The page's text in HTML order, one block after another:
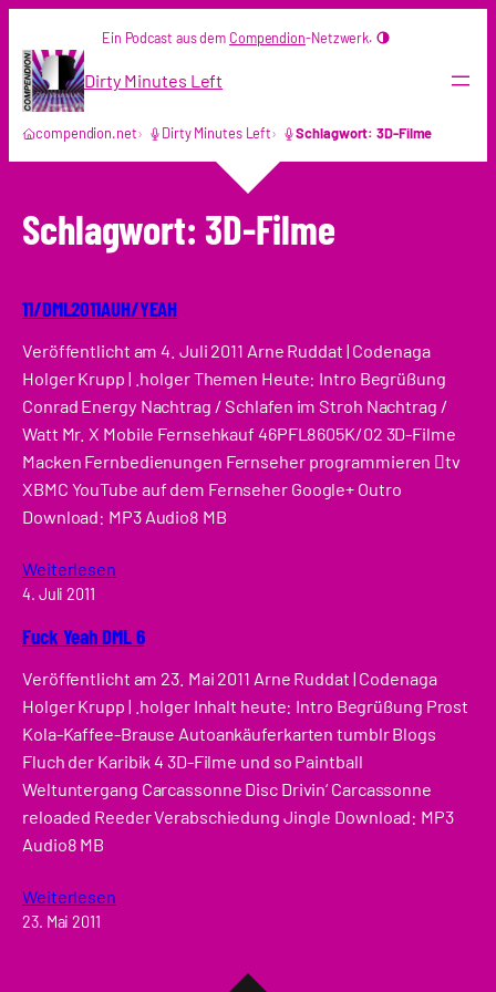
Inhalt
springen
Ein Podcast aus dem Compendion-Netzwerk.
Dirty Minutes Left
compendion.net Dirty Minutes Left Schlagwort: 3D-Filme
Schlagwort: 3D-Filme
11/DML2011AUH/YEAH
Veröffentlicht am 4. Juli 2011 Arne Ruddat | Codenaga
Holger Krupp | .holger Themen Heute: Intro Begrüßung
Conrad Energy Nachtrag / Schlafen im Stroh Nachtrag /
Watt Mr. X Mobile Fernsehkauf 46PFL8605K/02 3D-Filme
Macken Fernbedienungen Fernseher programmieren tv
XBMC YouTube auf dem Fernseher Google+ Outro
Download: MP3 Audio8 MB
Weiterlesen
4. Juli 2011
Fuck Yeah DML 6
Veröffentlicht am 23. Mai 2011 Arne Ruddat | Codenaga
Holger Krupp | .holger Inhalt heute: Intro Begrüßung Prost
Kola-Kaffee-Brause Autoankäuferkarten tumblr Blogs
Fluch der Karibik 4 3D-Filme und so Paintball
Weltuntergang Carcassonne Disc Drivin‘ Carcassonne
reloaded Reeder Verabschiedung Jingle Download: MP3
Audio8 MB
Weiterlesen
23. Mai 2011